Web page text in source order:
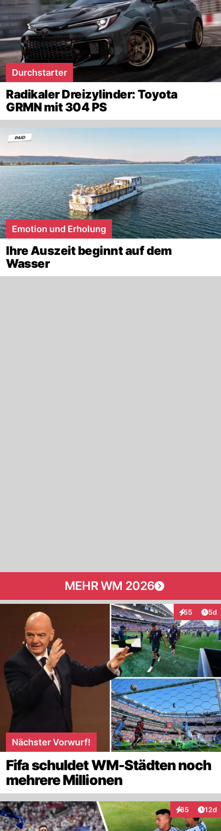
Durchstarter
Radikaler Dreizylinder: Toyota
GRMN mit 304 PS
Emotion und Erholung
Ihre Auszeit beginnt auf dem
Wasser
MEHR WM 2026
55
Interaktionen
5d
Nächster Vorwurf!
Fifa schuldet WM-Städten noch
mehrere Millionen
85
Interaktionen
12d